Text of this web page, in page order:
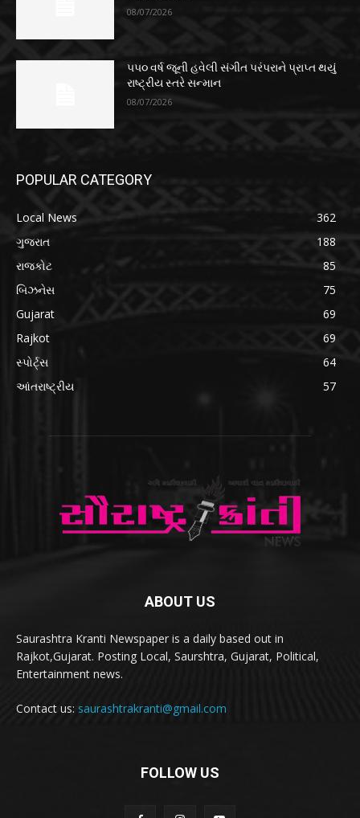
08/07/2026
૫૫૦ વર્ષ જૂની હવેલી સંગીત પરંપરાને પ્રાપ્ત થયું
રાષ્ટ્રીય સ્તરે સન્માન
08/07/2026
POPULAR CATEGORY
Local News
362
ગુજરાત
188
રાજકોટ
85
બિઝનેસ
75
Gujarat
69
Rajkot
69
સ્પોર્ટ્સ
64
આંતરાષ્ટ્રીય
57
ABOUT US
Saurashtra Kranti Newspaper is a daily based out in
Rajkot,Gujarat. Posting Local, Saurshtra, Gujarat, Political,
Entertainment news.
Contact us: saurashtrakranti@gmail.com
FOLLOW US